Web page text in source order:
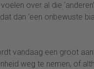
over al die
dan ‘een onbewuste
vandaag een groot
weg te nemen, of